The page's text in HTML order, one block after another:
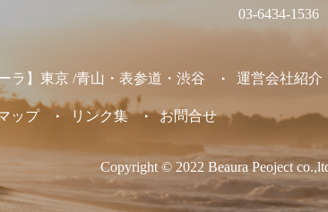
03-6434-1536
ラ】東京 /青山・表参道・渋谷 運営会社紹介
ップ リンク集 お問合せ
Copyright © 2022 Beaura Peoject